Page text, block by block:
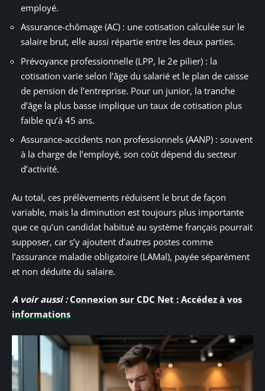
employé.
Assurance-chômage (AC) : une cotisation calculée sur le
salaire brut, elle aussi répartie entre les deux parties.
Prévoyance professionnelle (LPP, le 2e pilier) : la
cotisation varie selon l’âge du salarié et le plan de caisse
de pension de l’entreprise. Pour un junior, la tranche
d’âge la plus basse implique un taux de cotisation plus
faible qu’à 45 ans.
Assurance-accidents non professionnels (AANP) : souvent
à la charge de l’employé, son coût dépend du secteur
d’activité.
Au total, ces prélèvements réduisent le brut de façon
variable, mais la diminution est toujours plus importante
que ce qu’un candidat habitué au système français pourrait
supposer, car s’y ajoutent d’autres postes comme
l’assurance maladie obligatoire (LAMal), payée séparément
et non déduite du salaire.
A voir aussi : Connexion sur CDC Net : Accédez à vos
informations